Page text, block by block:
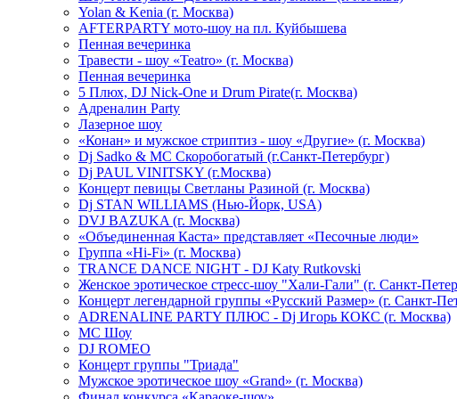
Yolan & Kenia (г. Москва)
AFTERPARTY мото-шоу на пл. Куйбышева
Пенная вечеринка
Травести - шоу «Teatro» (г. Москва)
Пенная вечеринка
5 Плюх, DJ Nick-One и Drum Pirate(г. Москва)
Адреналин Party
Лазерное шоу
«Конан» и мужское стриптиз - шоу «Другие» (г. Москва)
Dj Sadko & МС Скоробогатый (г.Санкт-Петербург)
Dj PAUL VINITSKY (г.Москва)
Концерт певицы Светланы Разиной (г. Москва)
Dj STAN WILLIAMS (Нью-Йорк, USA)
DVJ BAZUKA (г. Москва)
«Объединенная Каста» представляет «Песочные люди»
Группа «Hi-Fi» (г. Москва)
TRANCE DANCE NIGHT - DJ Katy Rutkovski
Женское эротическое стресс-шоу "Хали-Гали" (г. Санкт-
Концерт легендарной группы «Русский Размер» (г. Санкт-
ADRENALINE PARTY ПЛЮС - Dj Игорь КОКС (г. Москва)
MC Шоу
DJ ROMEO
Концерт группы "Триада"
Мужское эротическое шоу «Grand» (г. Москва)